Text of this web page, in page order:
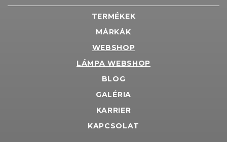
TERMÉKEK
MÁRKÁK
WEBSHOP
LÁMPA WEBSHOP
BLOG
GALÉRIA
KARRIER
KAPCSOLAT